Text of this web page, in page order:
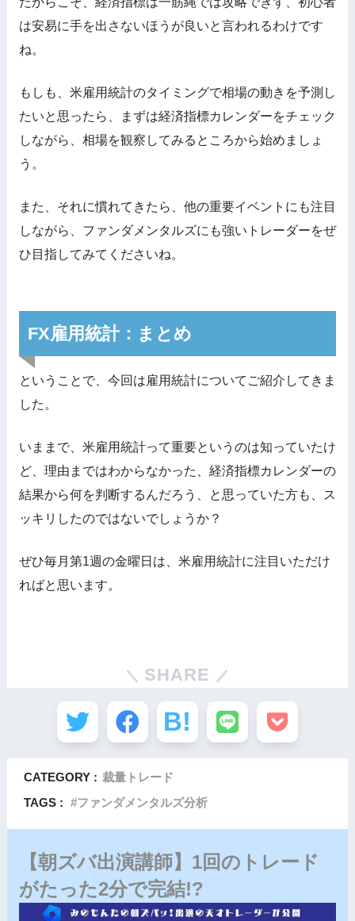
は安易に手を出さないほうが良いと言われるわけです
ね。
もしも、米雇用統計のタイミングで相場の動きを予測し
たいと思ったら、まずは経済指標カレンダーをチェック
しながら、相場を観察してみるところから始めましょ
う。
また、それに慣れてきたら、他の重要イベントにも注目
しながら、ファンダメンタルズにも強いトレーダーをぜ
ひ目指してみてくださいね。
FX雇用統計：まとめ
ということで、今回は雇用統計についてご紹介してきま
した。
いままで、米雇用統計って重要というのは知っていたけ
ど、理由まではわからなかった、経済指標カレンダーの
結果から何を判断するんだろう、と思っていた方も、ス
ッキリしたのではないでしょうか？
ぜひ毎月第1週の金曜日は、米雇用統計に注目いただけ
ればと思います。
SHARE
CATEGORY : 裁量トレード
TAGS :
ファンダメンタルズ分析
【朝ズバ出演講師】1回のトレード
がたった2分で完結!?